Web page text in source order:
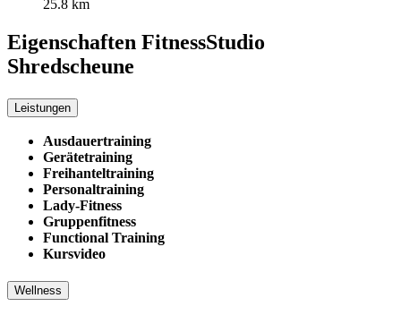
25.8 km
Eigenschaften FitnessStudio
Shredscheune
Leistungen
Ausdauertraining
Gerätetraining
Freihanteltraining
Personaltraining
Lady-Fitness
Gruppenfitness
Functional Training
Kursvideo
Wellness